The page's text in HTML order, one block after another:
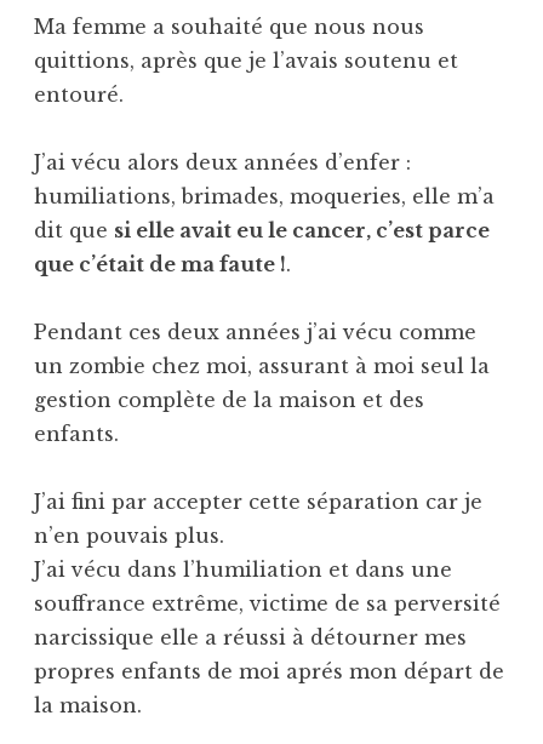
Ma femme a souhaité que nous nous
quittions, après que je l’avais soutenu et
entouré.
J’ai vécu alors deux années d’enfer :
humiliations, brimades, moqueries, elle m’a
dit que si elle avait eu le cancer, c’est parce
que c’était de ma faute !.
Pendant ces deux années j’ai vécu comme
un zombie chez moi, assurant à moi seul la
gestion complète de la maison et des
enfants.
J’ai fini par accepter cette séparation car je
n’en pouvais plus.
J’ai vécu dans l’humiliation et dans une
souffrance extrême, victime de sa perversité
narcissique elle a réussi à détourner mes
propres enfants de moi aprés mon départ de
la maison.